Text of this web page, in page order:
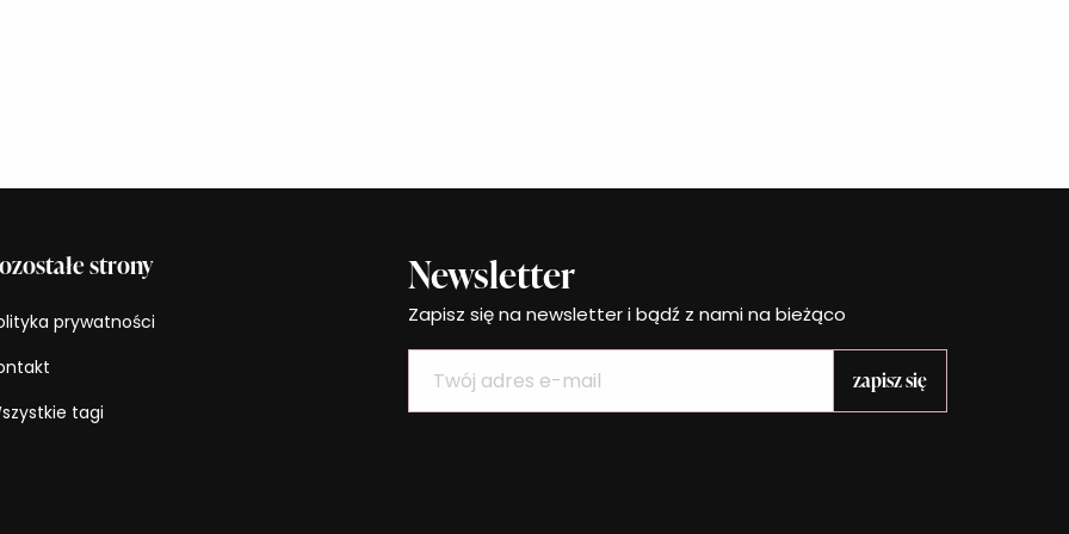
strony
prywatności
tagi
Newsletter
Zapisz się na newsletter i bądź z nami na bieżąco